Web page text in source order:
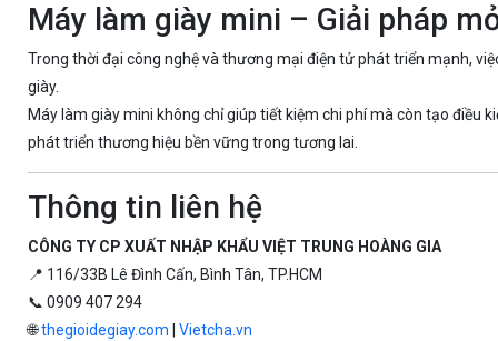
Máy làm giày mini – Giải pháp
Trong thời đại công nghệ và thương mại điện tử phát triển mạnh,
giày.
Máy làm giày mini không chỉ giúp tiết kiệm chi phí mà còn tạo điều
phát triển thương hiệu bền vững trong tương lai.
Thông tin liên hệ
CÔNG TY CP XUẤT NHẬP KHẨU VIỆT TRUNG HOÀNG GIA
📍 116/33B Lê Đình Cấn, Bình Tân, TP.HCM
📞 0909 407 294
🌐thegioidegiay.com Vietcha.vn